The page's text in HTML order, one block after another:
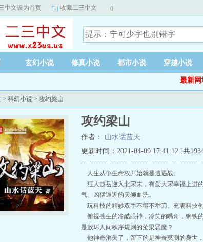
中文设为首页 收藏二三中文 0
玄幻小说 修真小说 都市小说 穿越小说
最新网
> 科幻小说 > 攻约梁山
攻约梁山
作者： 山水话蓝天
更新时间：2021-04-09 17:41:12 [共
人生从争生命权开始就是遭遇战。
狂人赵岳逆入北宋末，有爱大宋幸福上进
气、凶猛逼近的天倾血洗。
玩科技的精妙双手不得不举刀。充满科技
俯视苍生的冷酷眼神，冷笑的嘴角，钢铁
是败坏人间秩序规则的沧梁恶魔？
他神奇消失了，留下的是神奇莫测的身世